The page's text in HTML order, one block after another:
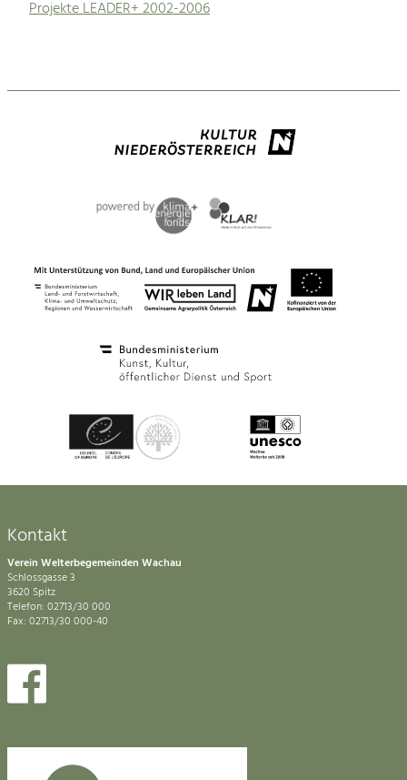
Projekte LEADER+ 2002-2006
Kontakt
Verein Welterbegemeinden Wachau
Schlossgasse 3
3620 Spitz
Telefon: 02713/30 000
Fax: 02713/30 000-40